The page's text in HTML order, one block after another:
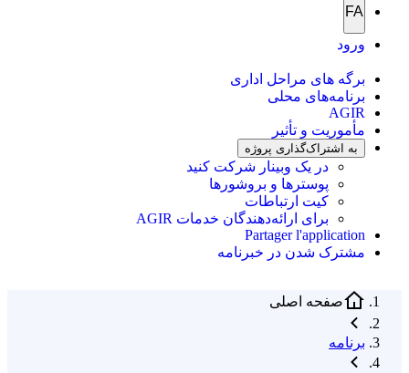
FA
ورود
برگه های مراحل اداری
برنامه‌های محلی
AGIR
مأموریت و تأثیر
به اشتراک‌گذاری پروژه
در یک وبینار شرکت کنید
پوسترها و بروشورها
کیت ارتباطات
برای ارائه‌دهندگان خدمات AGIR
Partager l'application
مشترک شدن در خبرنامه
صفحه اصلی
برنامه